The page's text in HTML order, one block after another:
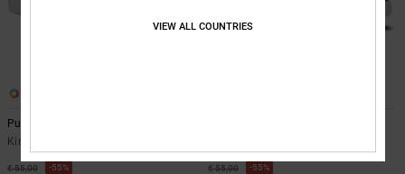
Pure High-Top Ev Sn
Kinder Braun High-Top-Schuhe
€ 55,00 55% € 55,00 55%
VIEW ALL COUNTRIES